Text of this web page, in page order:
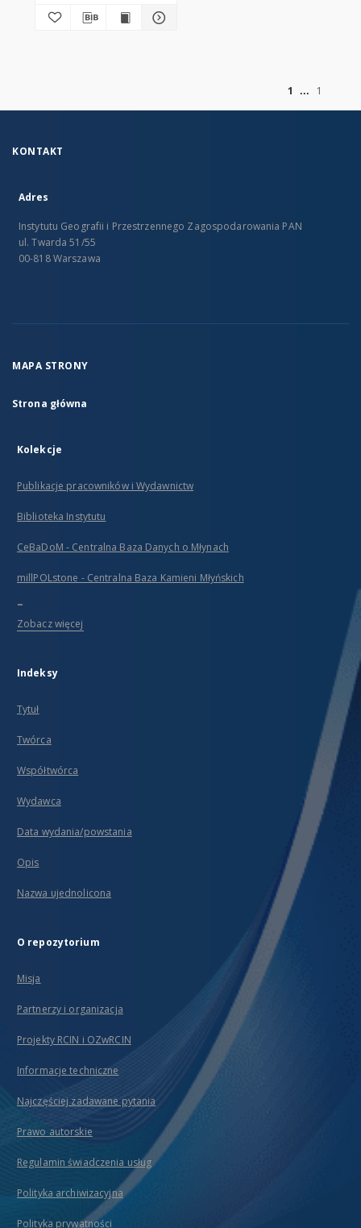
1
1
KONTAKT
Adres
Instytutu Geografii i Przestrzennego Zagospodarowania PAN
ul. Twarda 51/55
00-818 Warszawa
MAPA STRONY
Strona główna
Kolekcje
Publikacje pracowników i Wydawnictw
Biblioteka Instytutu
CeBaDoM - Centralna Baza Danych o Młynach
millPOLstone - Centralna Baza Kamieni Młyńskich
...
Zobacz więcej
Indeksy
Tytuł
Twórca
Współtwórca
Wydawca
Data wydania/powstania
Opis
Nazwa ujednolicona
O repozytorium
Misja
Partnerzy i organizacja
Projekty RCIN i OZwRCIN
Informacje techniczne
Najczęściej zadawane pytania
Prawo autorskie
Regulamin świadczenia usług
Polityka archiwizacyjna
Polityka prywatności